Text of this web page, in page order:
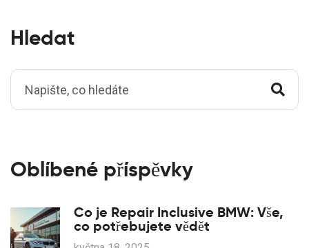
Hledat
Oblíbené příspěvky
Co je Repair Inclusive BMW: Vše,
co potřebujete vědět